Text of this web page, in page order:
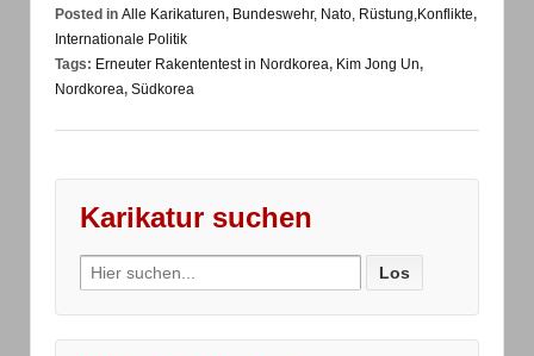
Posted in Alle Karikaturen, Bundeswehr, Nato, Rüstung,Konflikte,
Internationale Politik
Tags: Erneuter Rakententest in Nordkorea, Kim Jong Un,
Nordkorea, Südkorea
Karikatur suchen
Search
for: